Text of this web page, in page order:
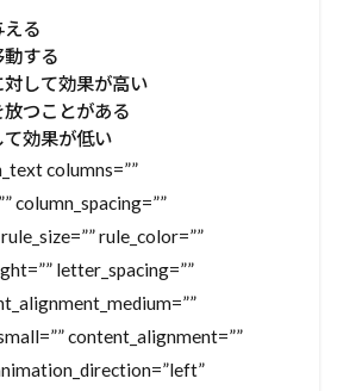
る
する
して効果が高い
つことがある
効果が低い
columns=””
column_spacing=””
rule_color=””
letter_spacing=””
content_alignment=””